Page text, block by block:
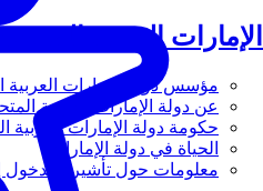
الإمارات العربية المتحدة
مؤسس دولة الإمارات العربية
عن دولة الإمارات العربية
حكومة دولة الإمارات العربية
الحياة في دولة الإمارات
معلومات حول تأشيرة الدخول